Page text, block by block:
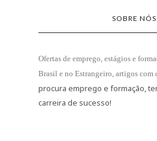
SOBRE NÓS
Ofertas de emprego, estágios e
Brasil e no Estrangeiro, artigos com
procura emprego e formação,
carreira de sucesso!